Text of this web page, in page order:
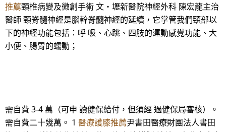
推薦頸椎病變及微創手術 文‧壢新醫院神經外科 陳宏龍主治
醫師 頸脊髓神經是腦幹脊髓神經的延續，它掌管我們頸部以
下的神經功能包括：呼 吸、心跳、四肢的運動感覺功能、大
小便、腸胃的蠕動；
需自費 3-4 萬（可申 讀健保給付，但須經 過健保局審核）。
需自費二十幾萬。 1 醫療護膝推薦尹書田醫療財團法人書田